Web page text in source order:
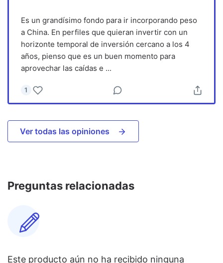
Es un grandísimo fondo para ir incorporando peso
a China. En perfiles que quieran invertir con un
horizonte temporal de inversión cercano a los 4
años, pienso que es un buen momento para
aprovechar las caídas e ...
1
Ver todas las opiniones
Preguntas relacionadas
Este producto aún no ha recibido ninguna